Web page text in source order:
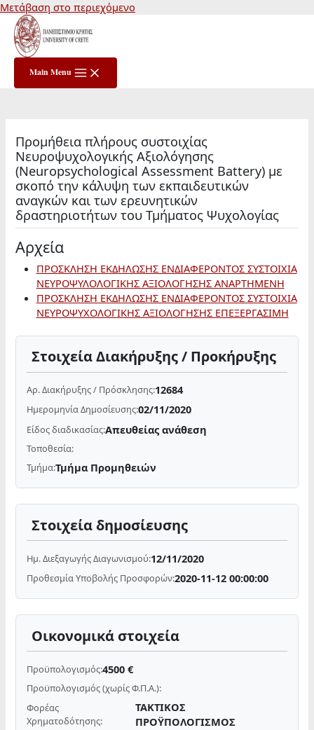
Μετάβαση στο περιεχόμενο
Main Menu
Προμήθεια πλήρους συστοιχίας
Νευροψυχολογικής Αξιολόγησης
(Neuropsychological Assessment Battery) με
σκοπό την κάλυψη των εκπαιδευτικών
αναγκών και των ερευνητικών
δραστηριοτήτων του Τμήματος Ψυχολογίας
Αρχεία
ΠΡΟΣΚΛΗΣΗ ΕΚΔΗΛΩΣΗΣ ΕΝΔΙΑΦΕΡΟΝΤΟΣ ΣΥΣΤΟΙΧΙΑ
ΝΕΥΡΟΨΥΛΟΛΟΓΙΚΗΣ ΑΞΙΟΛΟΓΗΣΗΣ ΑΝΑΡΤΗΜΕΝΗ
ΠΡΟΣΚΛΗΣΗ ΕΚΔΗΛΩΣΗΣ ΕΝΔΙΑΦΕΡΟΝΤΟΣ ΣΥΣΤΟΙΧΙΑ
ΝΕΥΡΟΨΥΧΟΛΟΓΙΚΗΣ ΑΞΙΟΛΟΓΗΣΗΣ ΕΠΕΞΕΡΓΑΣΙΜΗ
Στοιχεία Διακήρυξης / Προκήρυξης
Αρ. Διακήρυξης / Πρόσκλησης:12684
Ημερομηνία Δημοσίευσης:02/11/2020
Είδος διαδικασίας:Απευθείας ανάθεση
Τοποθεσία:
Τμήμα:Τμήμα Προμηθειών
Στοιχεία δημοσίευσης
Ημ. Διεξαγωγής Διαγωνισμού:12/11/2020
Προθεσμία Υποβολής Προσφορών:2020-11-12 00:00:00
Οικονομικά στοιχεία
Προϋπολογισμός:4500 €
Προϋπολογισμός (χωρίς Φ.Π.Α.):
Φορέας
Χρηματοδότησης:
ΤΑΚΤΙΚΟΣ
ΠΡΟΫΠΟΛΟΓΙΣΜΟΣ